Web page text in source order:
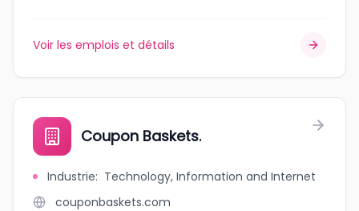
Voir les emplois et détails
Coupon Baskets.
Industrie: Technology, Information and Internet
couponbaskets.com